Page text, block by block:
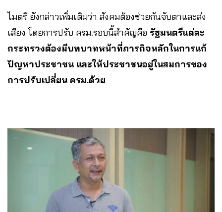
ไมตรี ยังกล่าวเพิ่มเติมว่า สังคมต้องช่วยกันจับตาและส่ง
เสียง โดยการปรับ ครม.รอบนี้สำคัญคือ รัฐมนตรีแต่ละ
กระทรวงต้องมีบทบาทหน้าที่ภารกิจหลักในการแก้
ปัญหาประชาชน และให้ประชาชนอยู่ในสมการของ
การปรับเปลี่ยน ครม.ด้วย